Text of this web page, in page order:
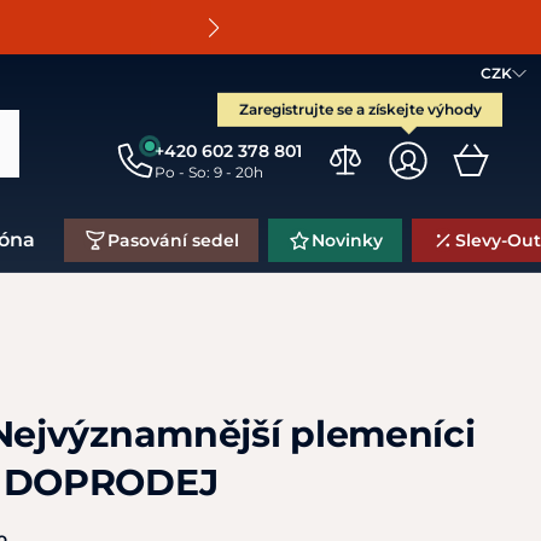
CZK
Zaregistrujte se a získejte výhody
+420 602 378 801
Po - So: 9 - 20h
Pasování sedel Novinky Slevy-
plemeníci